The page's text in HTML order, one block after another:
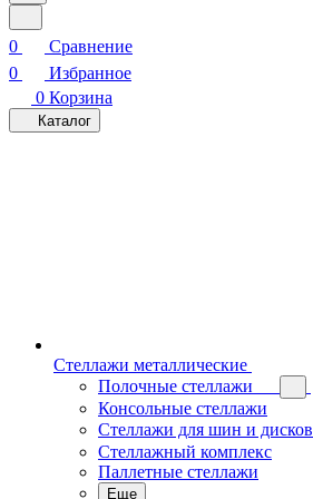
0
Сравнение
0
Избранное
0 Корзина
Каталог
Стеллажи металлические
Полочные стеллажи
Консольные стеллажи
Стеллажи для шин и дисков
Стеллажный комплекс
Паллетные стеллажи
Еще